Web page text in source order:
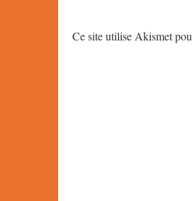
Ce site utilise Akismet